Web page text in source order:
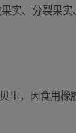
、分裂果实
里，因食用